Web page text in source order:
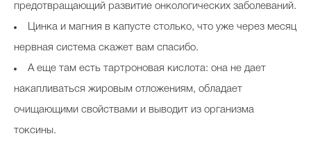
предотвращающий развитие онкологических заболеваний.
Цинка и магния в капусте столько, что уже через месяц
нервная система скажет вам спасибо.
А еще там есть тартроновая кислота: она не дает
накапливаться жировым отложениям, обладает
очищающими свойствами и выводит из организма
токсины.